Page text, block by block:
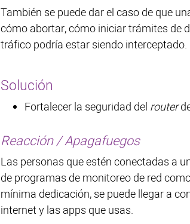
También se puede dar el caso de que
cómo abortar, cómo iniciar trámites de
tráfico podría estar siendo interceptado.
Solución
Fortalecer la seguridad del router
Reacción / Apagafuegos
Las personas que estén conectadas a
de programas de monitoreo de red
mínima dedicación, se puede llegar a
internet y las apps que usas.